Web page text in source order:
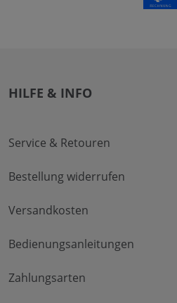
HILFE & INFO
Service & Retouren
Bestellung widerrufen
Versandkosten
Bedienungsanleitungen
Zahlungsarten